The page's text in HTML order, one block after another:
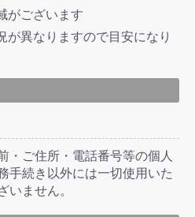
がございます
が異なりますので目安になり
・ご住所・電話番号等の個人
手続き以外には一切使用いた
いません。